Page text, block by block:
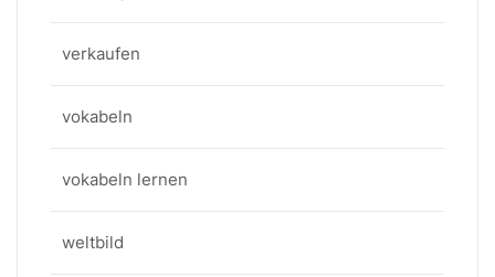
verkaufen
vokabeln
vokabeln lernen
weltbild